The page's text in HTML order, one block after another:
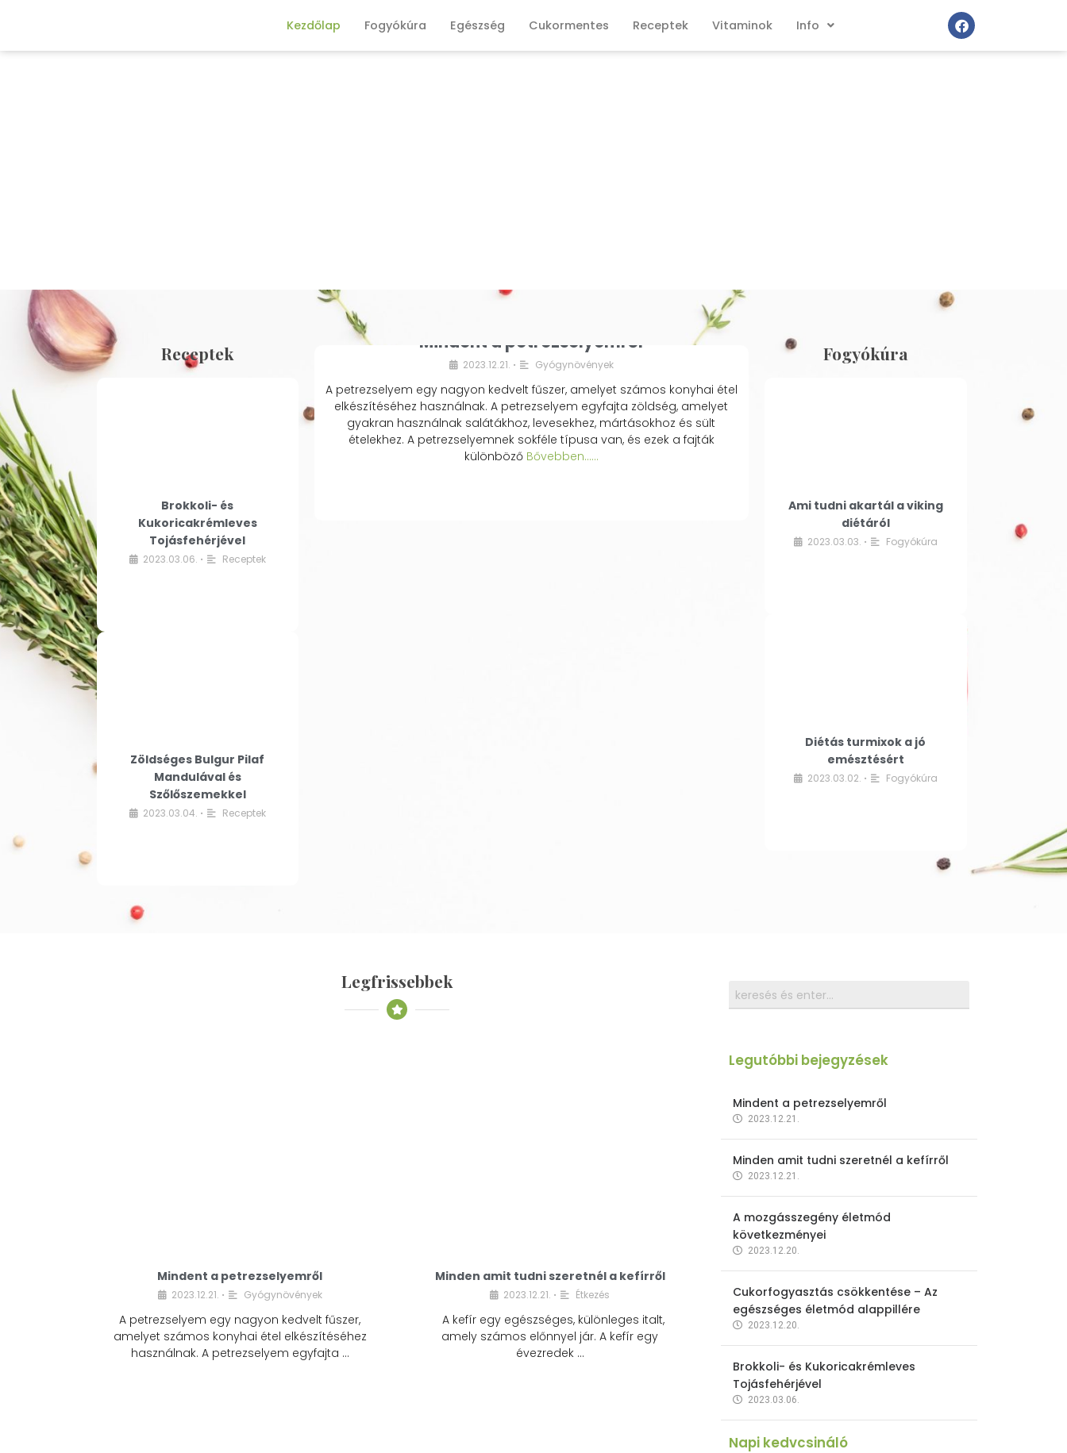
Kezdőlap Fogyókúra Egészség Cukormentes Receptek Vitaminok Info
Receptek
Brokkoli- és
Kukoricakrémleves
Tojásfehérjével
2023.03.06. • Receptek
Zöldséges Bulgur Pilaf
Mandulával és
Szőlőszemekkel
2023.03.04. • Receptek
Mindent a petrezselyemről
2023.12.21. • Gyógynövények
A petrezselyem egy nagyon kedvelt fűszer, amelyet számos konyhai étel
elkészítéséhez használnak. A petrezselyem egyfajta zöldség, amelyet
gyakran használnak salátákhoz, levesekhez, mártásokhoz és sült
ételekhez. A petrezselyemnek sokféle típusa van, és ezek a fajták
különbözőBővebben...…
Fogyókúra
Ami tudni akartál a viking
diétáról
2023.03.03. • Fogyókúra
Diétás turmixok a jó
emésztésért
2023.03.02. • Fogyókúra
Legfrissebbek
Mindent a petrezselyemről
2023.12.21. • Gyógynövények
A petrezselyem egy nagyon kedvelt fűszer,
amelyet számos konyhai étel elkészítéséhez
használnak. A petrezselyem egyfajta …
Minden amit tudni szeretnél a kefírről
2023.12.21. • Étkezés
A kefír egy egészséges, különleges italt,
amely számos előnnyel jár. A kefír egy
évezredek …
Legutóbbi bejegyzések
Mindent a petrezselyemről
2023.12.21.
Minden amit tudni szeretnél a kefírről
2023.12.21.
A mozgásszegény életmód
következményei
2023.12.20.
Cukorfogyasztás csökkentése – Az
egészséges életmód alappillére
2023.12.20.
Brokkoli- és Kukoricakrémleves
Tojásfehérjével
2023.03.06.
Napi kedvcsináló